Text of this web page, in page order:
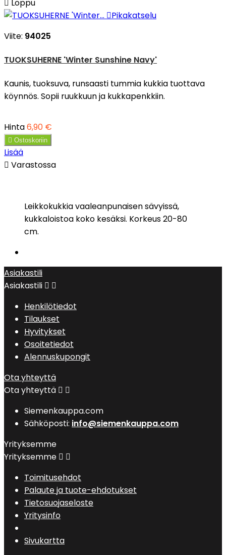
 Loppu
Pikakatselu
Viite: 94025
TUOKSUHERNE 'Winter Sunshine Navy'
Kaunis, tuoksuva, runsaasti tummia kukkia tuottava
köynnös. Sopii ruukkuun ja kukkapenkkiin.
Hinta6,90 €
 Ostoskoriin
Lisää
 Varastossa
Leikkokukkia vaaleanpunaisen sävyissä,
kukkaloistoa koko kesäksi. Korkeus 20-80
cm.
Asiakastili
Asiakastili  
Henkilötiedot
Tilaukset
Hyvitykset
Osoitetiedot
Alennuskupongit
Ota yhteyttä
Ota yhteyttä  
Siemenkauppa.com
Sähköposti: info@siemenkauppa.com
Yrityksemme
Yrityksemme  
Toimitusehdot
Palaute ja tuote-ehdotukset
Tietosuojaseloste
Yritysinfo
Sivukartta